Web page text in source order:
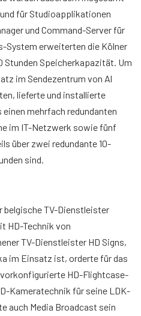
für Studioapplikationen
und Command-Server für
System erweiterten die Kölner
Stunden Speicherkapazität. Um
im Sendezentrum von Al
lieferte und installierte
einen mehrfach redundanten
im IT-Netzwerk sowie fünf
über zwei redundante 10-
sind.
belgische TV-Dienstleister
HD-Technik von
TV-Dienstleister HD Signs,
im Einsatz ist, orderte für das
HD-Flightcase-
Kameratechnik für seine LDK-
auch Media Broadcast sein